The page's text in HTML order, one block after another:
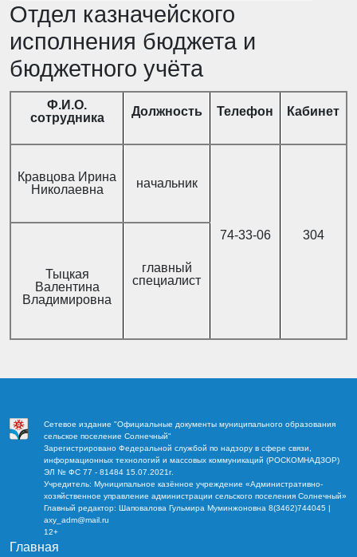
Отдел казначейского
исполнения бюджета и
бюджетного учёта
Ф.И.О.
сотрудника
Должность Телефон Кабинет
Кравцова Ирина
Николаевна
начальник
74-33-06 304
Тыцкая
Валентина
Владимировна
главный
специалист
Сетевое издание "Официальные документы муниципального образования
сельское поселение Солнечный"
Зарегистрировано Федеральной службой по надзору в сфере связи,
информационных технологий и массовых коммуникаций (РОСКОМНАДЗОР)
ЭЛ № ФС 77 - 81484 15.07.2021г.
Учредитель: Муниципальное казённое учреждение «Административно-
хозяйственное управление администрации сельского поселения Солнечный»
Главный редактор: Шаповалова Гульмира Муминжоновна 8(3462)744045 |
axy_adm@mail.ru
12+
Главная